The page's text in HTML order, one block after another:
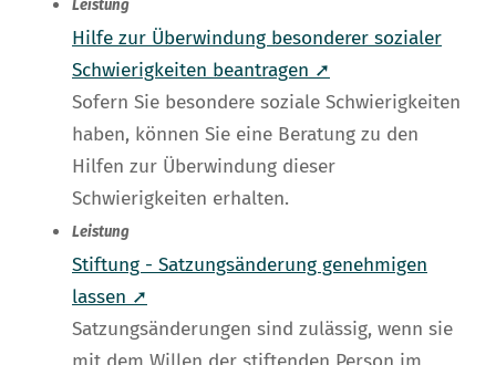
Leistung
Hilfe zur Überwindung besonderer sozialer
Schwierigkeiten beantragen ➚
Sofern Sie besondere soziale Schwierigkeiten
haben, können Sie eine Beratung zu den
Hilfen zur Überwindung dieser
Schwierigkeiten erhalten.
Leistung
Stiftung - Satzungsänderung genehmigen
lassen ➚
Satzungsänderungen sind zulässig, wenn sie